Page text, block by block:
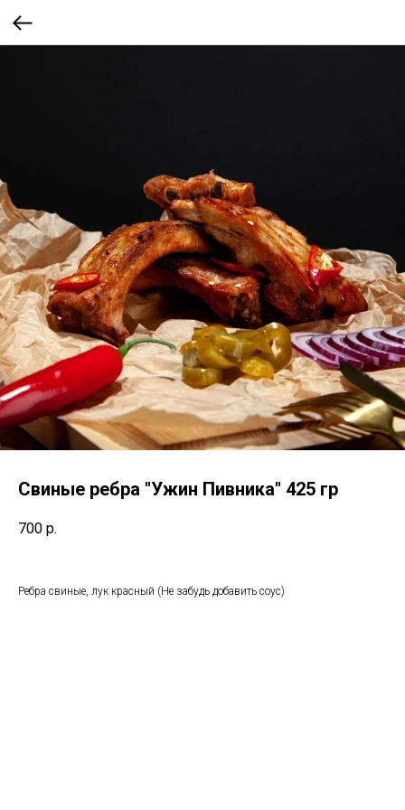
Свиные ребра "Ужин Пивника" 425 гр
700 р.
Ребра свиные, лук красный (Не забудь добавить соус)